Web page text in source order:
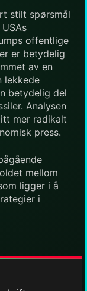
stilt spørsmål
offentlige
er betydelig
av en
lekkede
betydelig del
Analysen
mer radikalt
press.
mellom
ligger i å
i